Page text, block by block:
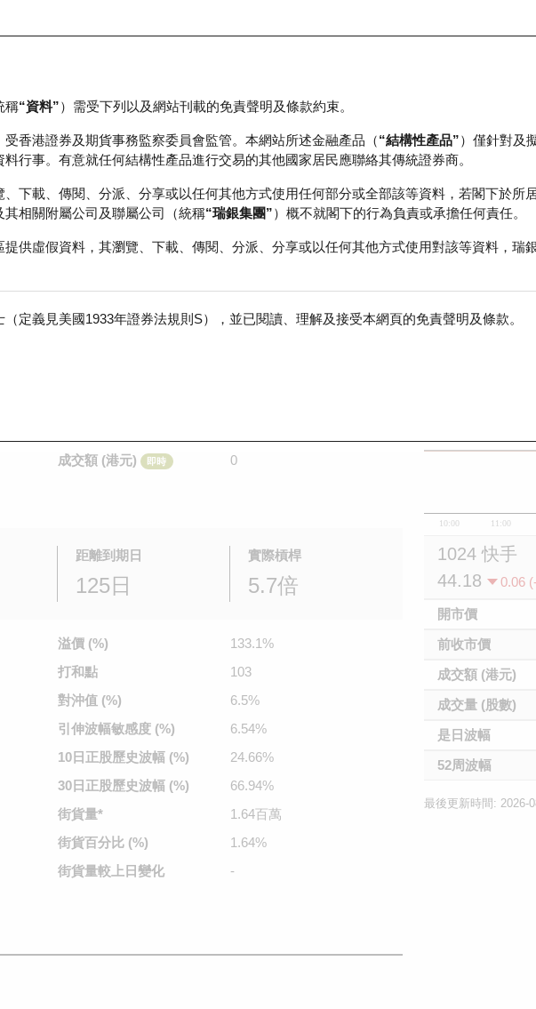
統計 正股資料及市場統計 瑞銀輪證教室
稱“資料”）需受下列以及網站刊載的免責聲明及條款約束。
香港證券及期貨事務監察委員會監管。本網站所述金融產品（“結構性產品”）僅針對及
行事。有意就任何結構性產品進行交易的其他國家居民應聯絡其傳統證券商。
下載、傳閱、分派、分享或以任何其他方式使用任何部分或全部該等資料，若閣下於所
相關附屬公司及聯屬公司（統稱“瑞銀集團”）概不就閣下的行為負責或承擔任何責任。
供虛假資料，其瀏覽、下載、傳閱、分派、分享或以任何其他方式使用對該等資料，瑞
定義見美國1933年證券法規則S），並已閱讀、理解及接受本網頁的免責聲明及條款。
手
成交額 (港元)
即時 0
距離到期日
125日
實際槓桿
5.7倍
溢價 (%)
133.1%
打和點
103
對沖值 (%)
6.5%
引伸波幅敏感度 (%)
6.54%
10日正股歷史波幅 (%)
24.66%
30日正股歷史波幅 (%)
66.94%
街貨量*
1.64百萬
街貨百分比 (%)
1.64%
街貨量較 上日變化 -
10:00 11:00
1024 快手
44.18
0.06
開市價
前收市價
成交額 (港元)
成交量 (股數)
是日波幅
52周波幅
最後更新時間: 2026-